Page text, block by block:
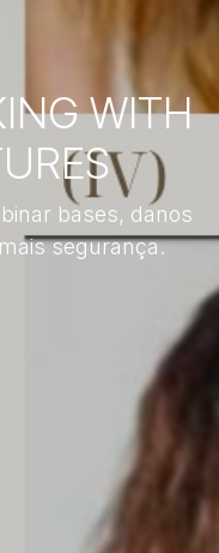
WITH
bases, danos
segurança.